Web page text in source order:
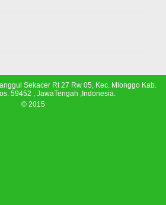
Sekacer Rt 27 Rw 05, Kec. Mlonggo Kab.
59452 , JawaTengah ,Indonesia.
© 2015